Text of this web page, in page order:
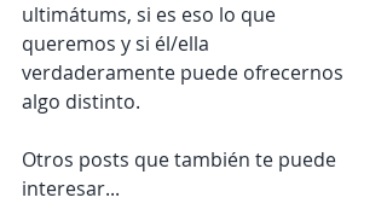
ultimátums, si es eso lo que
queremos y si él/ella
verdaderamente puede ofrecernos
algo distinto.
Otros posts que también te puede
interesar...